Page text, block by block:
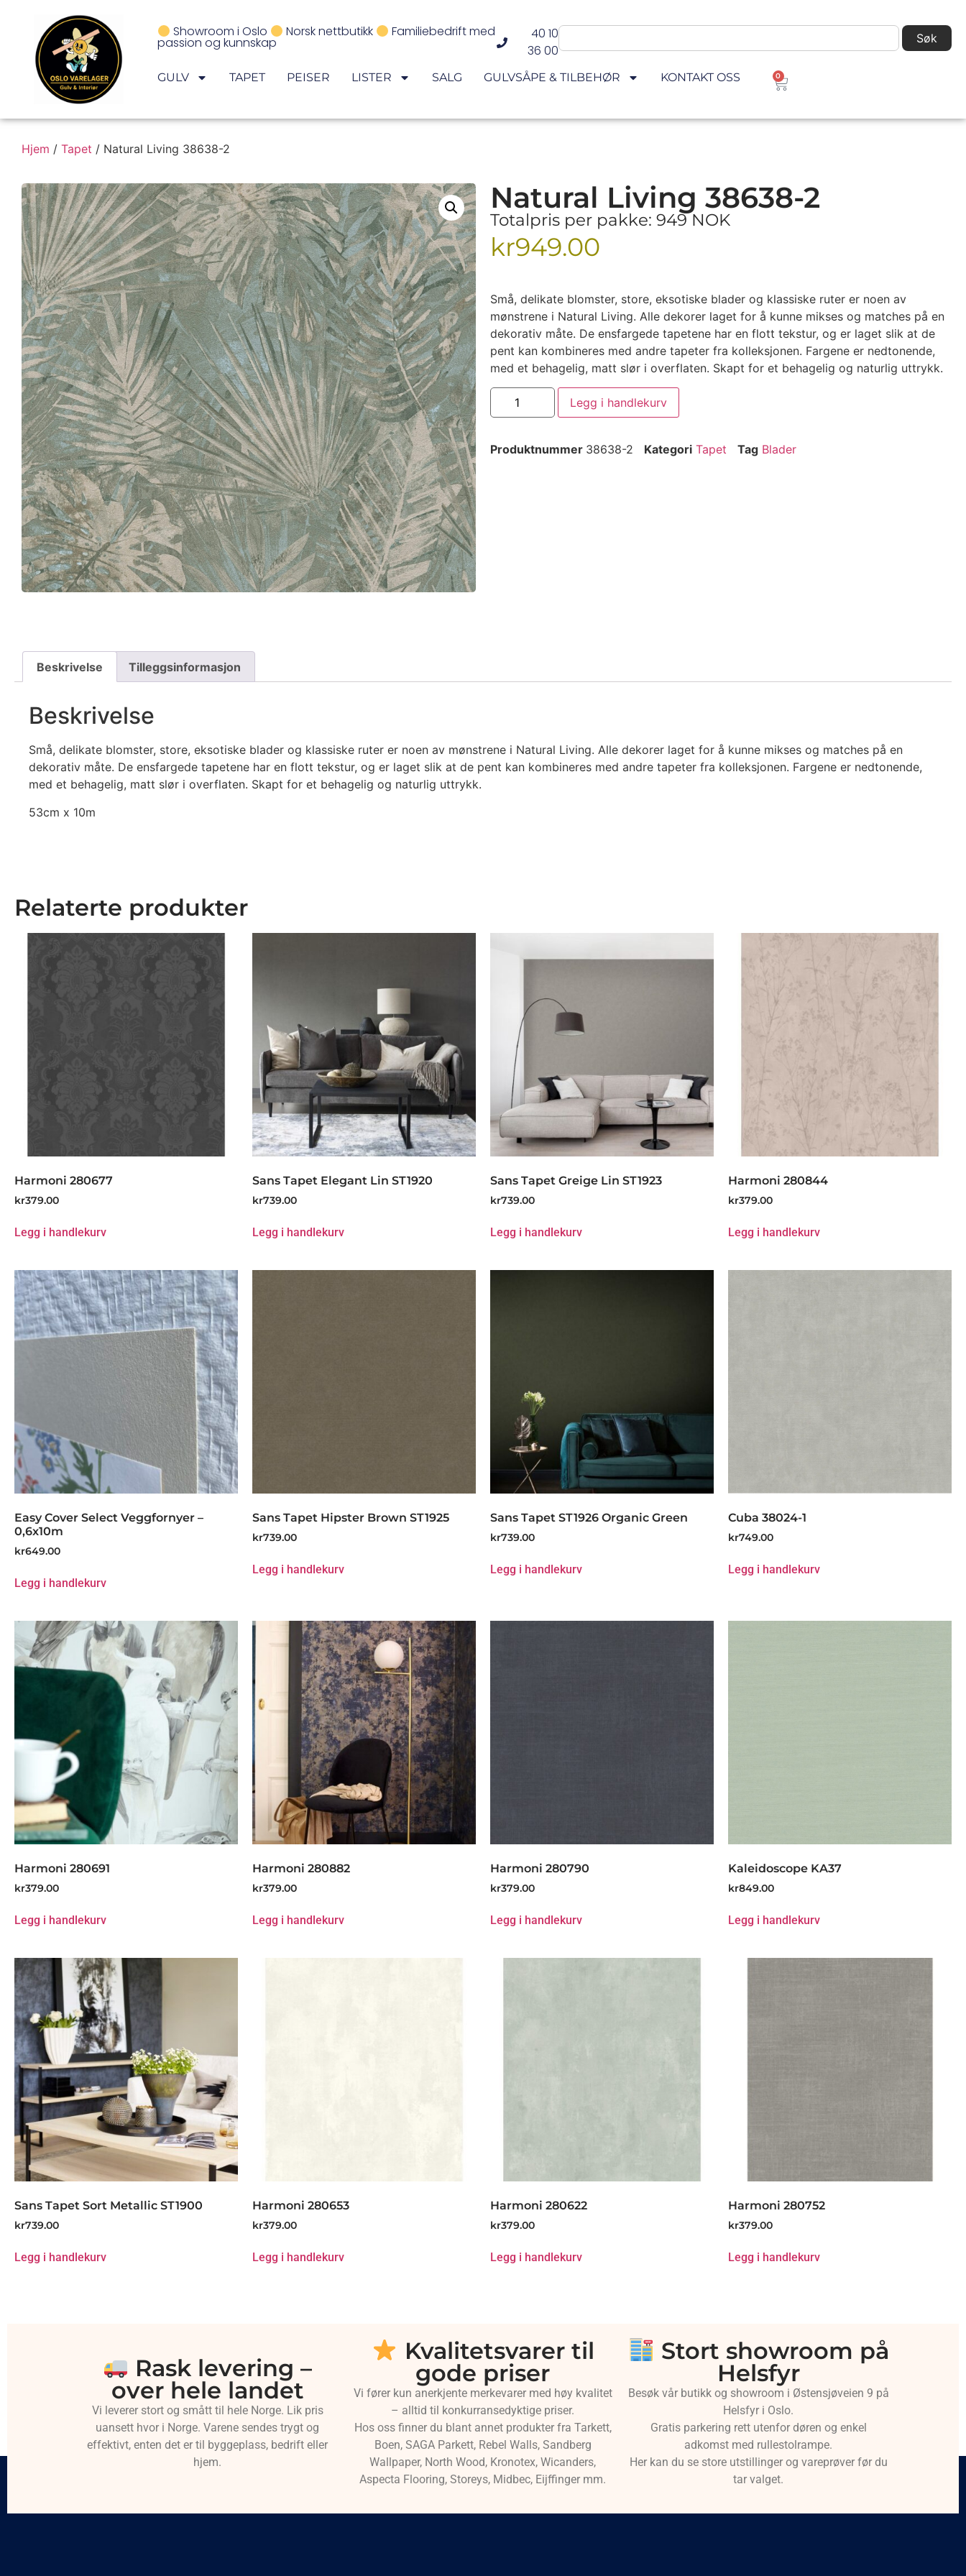
Showroom i Oslo Norsk nettbutikk Familiebedrift med
passion og kunnskap
40 10
36 00
Søk
GULV TAPET PEISER LISTER SALG GULVSÅPE & TILBEHØR KONTAKT OSS 0
Hjem / Tapet / Natural Living 38638-2
Natural Living 38638-2
Totalpris per pakke: 949 NOK
kr949.00
Små, delikate blomster, store, eksotiske blader og klassiske ruter er noen av
mønstrene i Natural Living. Alle dekorer laget for å kunne mikses og matches på en
dekorativ måte. De ensfargede tapetene har en flott tekstur, og er laget slik at de
pent kan kombineres med andre tapeter fra kolleksjonen. Fargene er nedtonende,
med et behagelig, matt slør i overflaten. Skapt for et behagelig og naturlig uttrykk.
Legg i handlekurv
Produktnummer 38638-2 Kategori Tapet Tag Blader
Beskrivelse Tilleggsinformasjon
Beskrivelse
Små, delikate blomster, store, eksotiske blader og klassiske ruter er noen av mønstrene i Natural Living. Alle dekorer laget for å kunne mikses og matches på en
dekorativ måte. De ensfargede tapetene har en flott tekstur, og er laget slik at de pent kan kombineres med andre tapeter fra kolleksjonen. Fargene er nedtonende,
med et behagelig, matt slør i overflaten. Skapt for et behagelig og naturlig uttrykk.
53cm x 10m
Relaterte produkter
Harmoni 280677
kr379.00
Legg i handlekurv
Sans Tapet Elegant Lin ST1920
kr739.00
Legg i handlekurv
Sans Tapet Greige Lin ST1923
kr739.00
Legg i handlekurv
Harmoni 280844
kr379.00
Legg i handlekurv
Easy Cover Select Veggfornyer –
0,6x10m
kr649.00
Legg i handlekurv
Sans Tapet Hipster Brown ST1925
kr739.00
Legg i handlekurv
Sans Tapet ST1926 Organic Green
kr739.00
Legg i handlekurv
Cuba 38024-1
kr749.00
Legg i handlekurv
Harmoni 280691
kr379.00
Legg i handlekurv
Harmoni 280882
kr379.00
Legg i handlekurv
Harmoni 280790
kr379.00
Legg i handlekurv
Kaleidoscope KA37
kr849.00
Legg i handlekurv
Sans Tapet Sort Metallic ST1900
kr739.00
Legg i handlekurv
Harmoni 280653
kr379.00
Legg i handlekurv
Harmoni 280622
kr379.00
Legg i handlekurv
Harmoni 280752
kr379.00
Legg i handlekurv
Rask levering –
over hele landet
Vi leverer stort og smått til hele Norge. Lik pris
uansett hvor i Norge. Varene sendes trygt og
effektivt, enten det er til byggeplass, bedrift eller
hjem.
Kvalitetsvarer til
gode priser
Vi fører kun anerkjente merkevarer med høy kvalitet
– alltid til konkurransedyktige priser.
Hos oss finner du blant annet produkter fra Tarkett,
Boen, SAGA Parkett, Rebel Walls, Sandberg
Wallpaper, North Wood, Kronotex, Wicanders,
Aspecta Flooring, Storeys, Midbec, Eijffinger mm.
Stort showroom på
Helsfyr
Besøk vår butikk og showroom i Østensjøveien 9 på
Helsfyr i Oslo.
Gratis parkering rett utenfor døren og enkel
adkomst med rullestolrampe.
Her kan du se store utstillinger og vareprøver før du
tar valget.